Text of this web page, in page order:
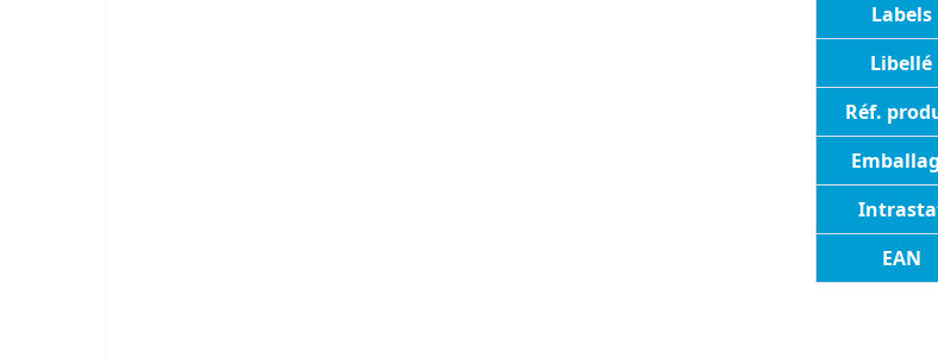
Labels
Libellé
Réf.
EAN